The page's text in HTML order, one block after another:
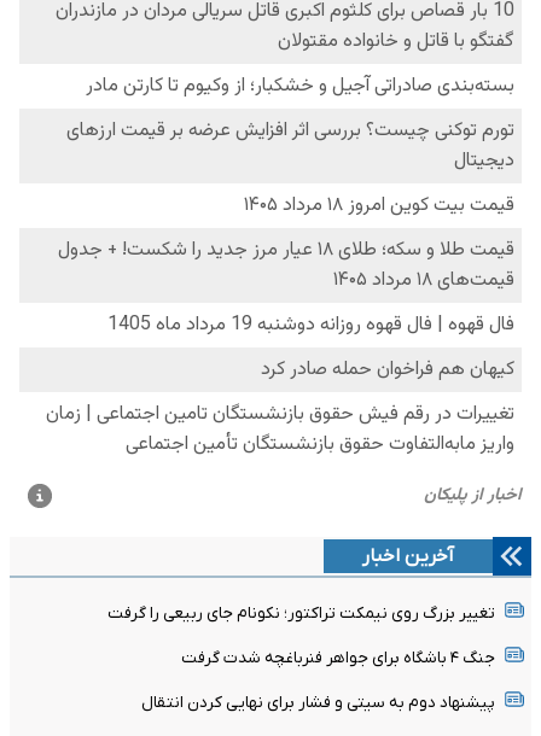
آخرین اخبار
تغییر بزرگ روی نیمکت تراکتور؛ نکونام جای ربیعی را گرفت
جنگ ۴ باشگاه برای جواهر فنرباغچه شدت گرفت
پیشنهاد دوم به سیتی و فشار برای نهایی کردن انتقال